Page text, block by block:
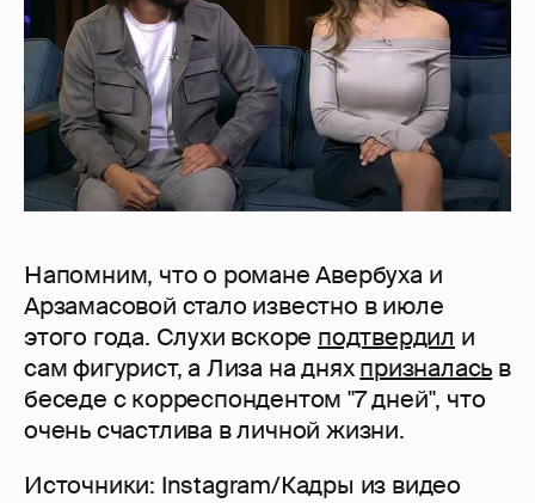
Напомним, что о романе Авербуха и
Арзамасовой стало известно в июле
этого года. Слухи вскоре подтвердил и
сам фигурист, а Лиза на дняхпризналась в
беседе с корреспондентом "7 дней", что
очень счастлива в личной жизни.
Источники: Instagram/Кадры из видео